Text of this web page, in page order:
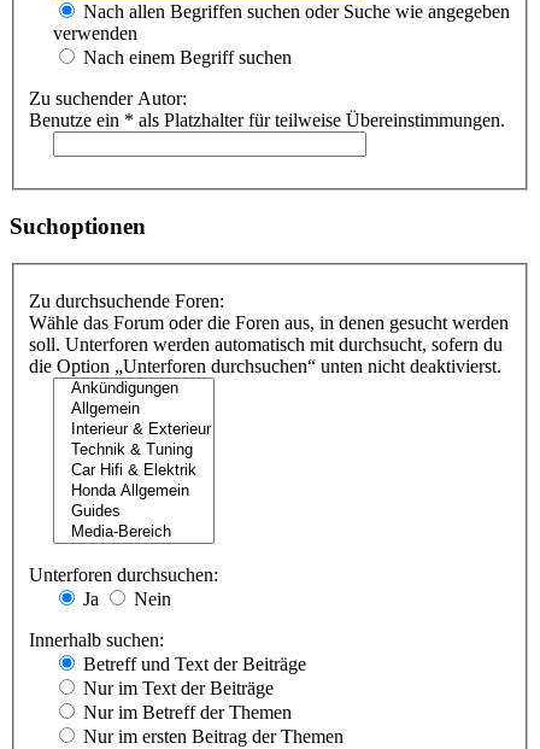
Nach allen Begriffen suchen oder Suche wie angegeben
verwenden
Nach einem Begriff suchen
Zu suchender Autor:
Benutze ein * als Platzhalter für teilweise Übereinstimmungen.
Suchoptionen
Zu durchsuchende Foren:
Wähle das Forum oder die Foren aus, in denen gesucht werden
soll. Unterforen werden automatisch mit durchsucht, sofern du
die Option „Unterforen durchsuchen“ unten nicht deaktivierst.
Unterforen durchsuchen:
Ja
Nein
Innerhalb suchen:
Betreff und Text der Beiträge
Nur im Text der Beiträge
Nur im Betreff der Themen
Nur im ersten Beitrag der Themen